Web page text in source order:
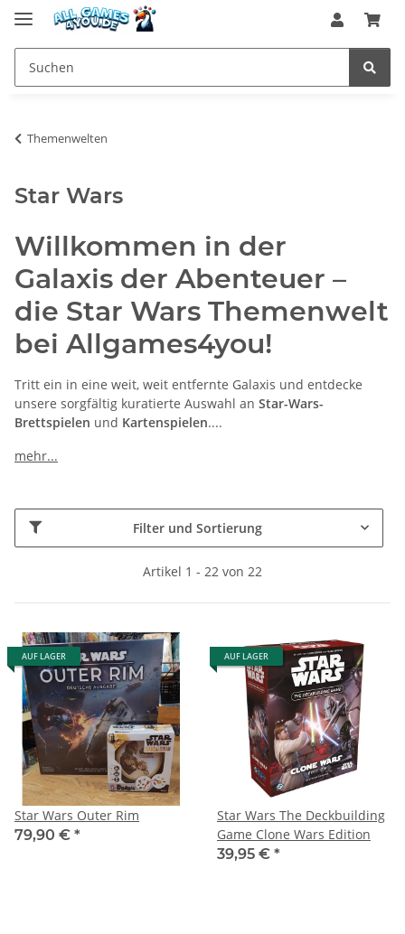
Themenwelten
Star Wars
Willkommen in der
Galaxis der Abenteuer –
die Star Wars Themenwelt
bei Allgames4you!
Tritt ein in eine weit, weit entfernte Galaxis und entdecke
unsere sorgfältig kuratierte Auswahl an Star-Wars-
Brettspielen und Kartenspielen....
mehr...
Filter und Sortierung
Artikel 1 - 22 von 22
AUF LAGER
Star Wars Outer Rim
79,90 € *
AUF LAGER
Star Wars The Deckbuilding
Game Clone Wars Edition
39,95 € *